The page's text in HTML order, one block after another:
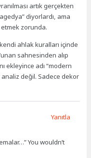
artık gerçekten
diyorlardı, ama
zorunda.
ahlak kuralları içinde
sahnesinden alıp
ekleyince adı “modern
analiz değil. Sadece dekor
You wouldn’t
Yanıtla